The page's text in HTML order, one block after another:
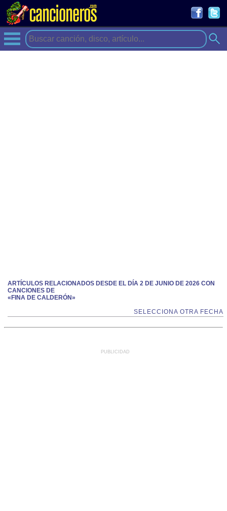
ARTÍCULOS RELACIONADOS DESDE EL DÍA 2 DE JUNIO DE 2026 CON
CANCIONES DE
«FINA DE CALDERÓN»
SELECCIONA OTRA FECHA
PUBLICIDAD